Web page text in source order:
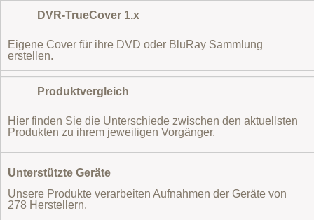
DVR-TrueCover 1.x
Eigene Cover für ihre DVD oder BluRay Sammlung
erstellen.
Produktvergleich
Hier finden Sie die Unterschiede zwischen den aktuellsten
Produkten zu ihrem jeweiligen Vorgänger.
Unterstützte Geräte
Unsere Produkte verarbeiten Aufnahmen der Geräte von
278 Herstellern.